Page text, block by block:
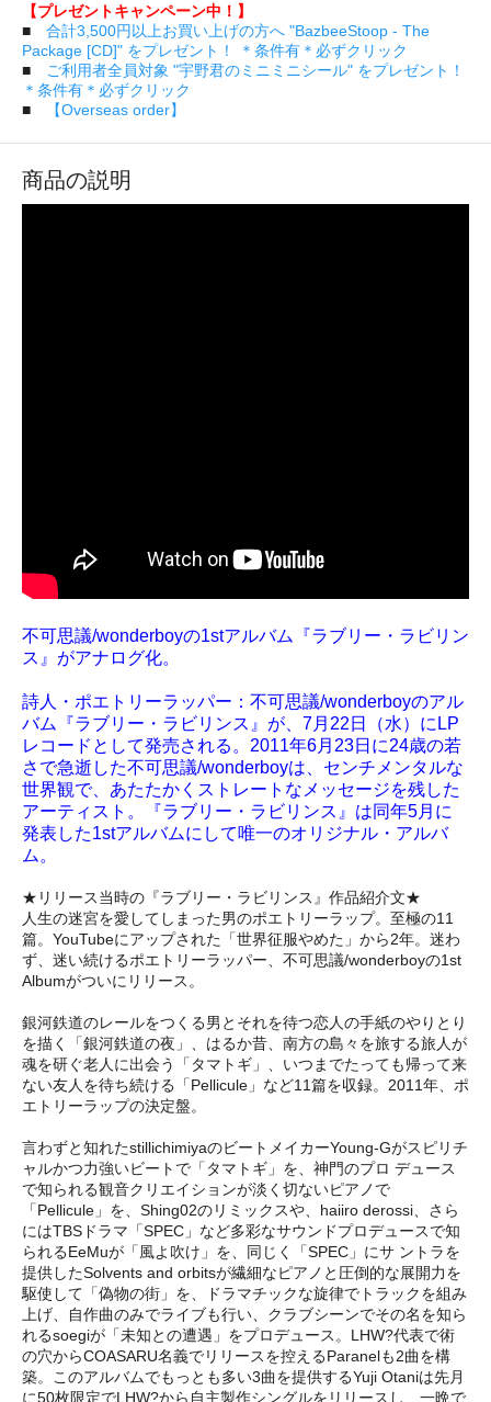
【プレゼントキャンペーン中！】
■ 合計3,500円以上お買い上げの方へ "BazbeeStoop - The
Package [CD]" をプレゼント！ ＊条件有＊必ずクリック
■
ご利用者全員対象 "宇野君のミニミニシール" をプレゼント！
＊条件有＊必ずクリック
■
【Overseas order】
商品の説明
不可思議/wonderboyの1stアルバム『ラブリー・ラビリン
ス』がアナログ化。
詩人・ポエトリーラッパー：不可思議/wonderboyのアル
バム『ラブリー・ラビリンス』が、7月22日（水）にLP
レコードとして発売される。2011年6月23日に24歳の若
さで急逝した不可思議/wonderboyは、センチメンタルな
世界観で、あたたかくストレートなメッセージを残した
アーティスト。『ラブリー・ラビリンス』は同年5月に
発表した1stアルバムにして唯一のオリジナル・アルバ
ム。
★リリース当時の『ラブリー・ラビリンス』作品紹介文★
人生の迷宮を愛してしまった男のポエトリーラップ。至極の11
篇。YouTubeにアップされた「世界征服やめた」から2年。迷わ
ず、迷い続けるポエトリーラッパー、不可思議/wonderboyの1st
Albumがついにリリース。
銀河鉄道のレールをつくる男とそれを待つ恋人の手紙のやりとり
を描く「銀河鉄道の夜」、はるか昔、南方の島々を旅する旅人が
魂を研ぐ老人に出会う「タマトギ」、いつまでたっても帰って来
ない友人を待ち続ける「Pellicule」など11篇を収録。2011年、ポ
エトリーラップの決定盤。
言わずと知れたstillichimiyaのビートメイカーYoung-Gがスピリチ
ャルかつ力強いビートで「タマトギ」を、神門のプロ デュース
で知られる観音クリエイションが淡く切ないピアノで
「Pellicule」を、Shing02のリミックスや、haiiro derossi、さら
にはTBSドラマ「SPEC」など多彩なサウンドプロデュースで知
られるEeMuが「風よ吹け」を、同じく「SPEC」にサ ントラを
提供したSolvents and orbitsが繊細なピアノと圧倒的な展開力を
駆使して「偽物の街」を、ドラマチックな旋律でトラックを組み
上げ、自作曲のみでライブも行い、クラブシーンでその名を知ら
れるsoegiが「未知との遭遇」をプロデュース。LHW?代表で術
の穴からCOASARU名義でリリースを控えるParanelも2曲を構
築。このアルバムでもっとも多い3曲を提供するYuji Otaniは先月
に50枚限定でLHW?から自主製作シングルをリリースし、一晩で